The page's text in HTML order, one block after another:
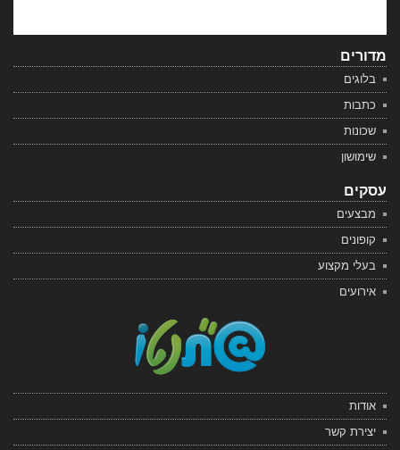
מדורים
בלוגים
כתבות
שכונות
שימושון
עסקים
מבצעים
קופונים
בעלי מקצוע
אירועים
אודות
יצירת קשר